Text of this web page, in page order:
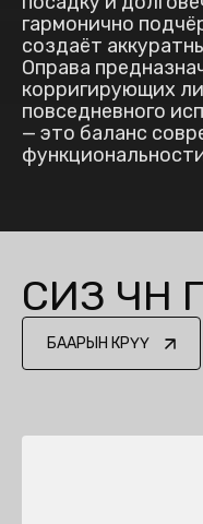
гармонично
создаёт
Оправа
корригирующих
повседневного
— это баланс
СИЗ ҮЧҮН
БААРЫН КӨРҮҮ